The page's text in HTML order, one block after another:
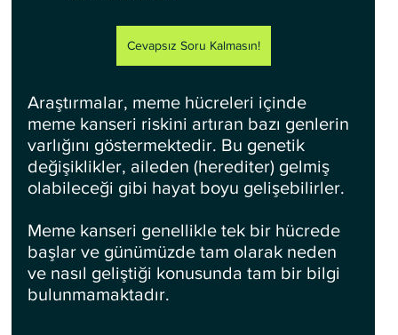
Cevapsız Soru Kalmasın!
Araştırmalar, meme hücreleri içinde
meme kanseri riskini artıran bazı genlerin
varlığını göstermektedir. Bu genetik
değişiklikler, aileden (herediter) gelmiş
olabileceği gibi hayat boyu gelişebilirler.
Meme kanseri genellikle tek bir hücrede
başlar ve günümüzde tam olarak neden
ve nasıl geliştiği konusunda tam bir bilgi
bulunmamaktadır.